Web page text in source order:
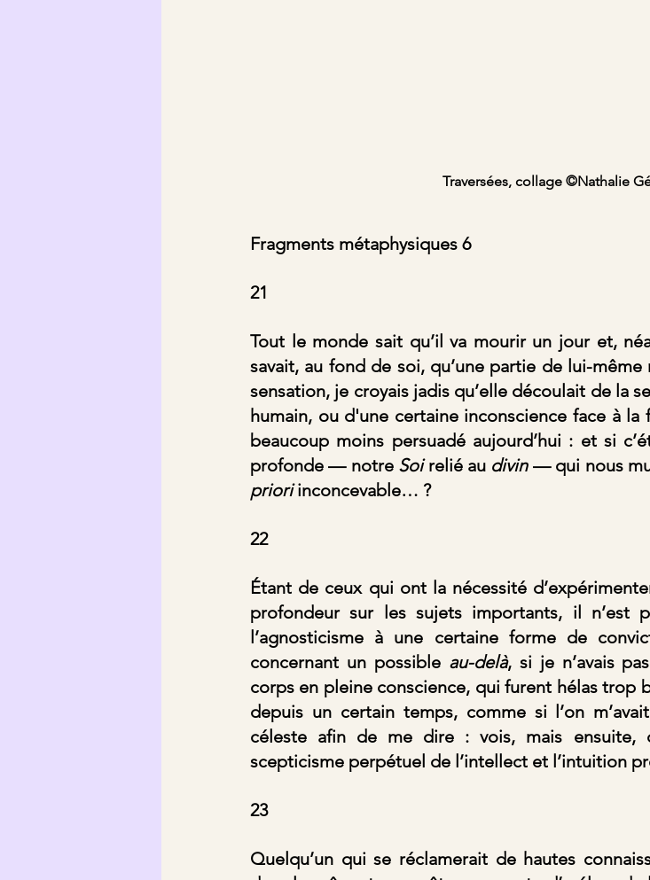
Traversées, collage ©Nathalie
Fragments métaphysiques 6
21
Tout le monde sait qu’il va mourir un jour et,
savait, au fond de soi, qu’une partie de lui-
sensation, je croyais jadis qu’elle découlait de la
humain, ou d'une certaine inconscience face à la
beaucoup moins persuadé aujourd’hui : et si
profonde — notre Soi relié au divin — qui nous
priori inconcevable… ?
22
Étant de ceux qui ont la nécessité
profondeur sur les sujets importants, il n’est
l’agnosticisme à une certaine forme de
concernant un possible au-delà, si je n’avais
corps en pleine conscience, qui furent hélas trop
depuis un certain temps, comme si l’on
céleste afin de me dire : vois, mais
scepticisme perpétuel de l’intellect et l’intuition
23
Quelqu’un qui se réclamerait de hautes